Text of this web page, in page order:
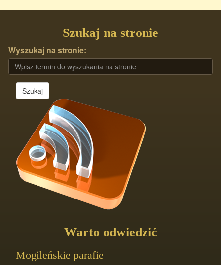
Szukaj na stronie
Wyszukaj na stronie:
Szukaj
Warto odwiedzić
Mogileńskie parafie